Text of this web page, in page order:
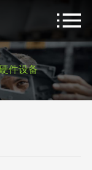
件设备